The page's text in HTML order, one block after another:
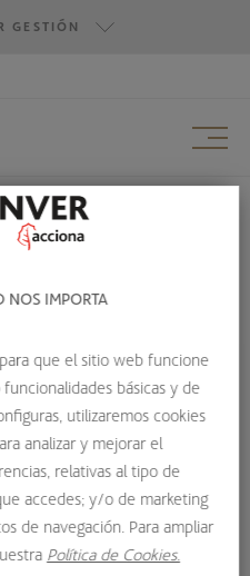
GESTIÓN
INMOBILIARIOS
la
NOS IMPORTA
que el sitio web funcione
básicas y de
utilizaremos cookies
analizar y mejorar el
relativas al tipo de
accedes; y/o de marketing
de navegación. Para ampliar
Política de Cookies.